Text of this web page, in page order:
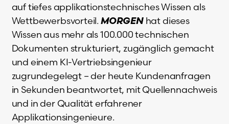
auf tiefes applikationstechnisches Wissen als
Wettbewerbsvorteil. MORGENhat dieses
Wissen aus mehr als 100.000 technischen
Dokumenten strukturiert, zugänglich gemacht
und einem KI-Vertriebsingenieur
zugrundegelegt – der heute Kundenanfragen
in Sekunden beantwortet, mit Quellennachweis
und in der Qualität erfahrener
Applikationsingenieure.